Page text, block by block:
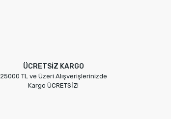
ÜCRETSİZ KARGO
25000 TL ve Üzeri Alışverişlerinizde
Kargo ÜCRETSİZ!